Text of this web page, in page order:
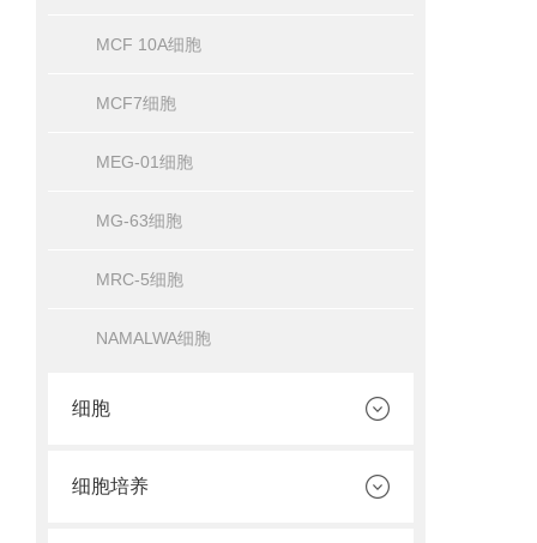
MCF 10A细胞
MCF7细胞
MEG-01细胞
MG-63细胞
MRC-5细胞
NAMALWA细胞
细胞
细胞培养